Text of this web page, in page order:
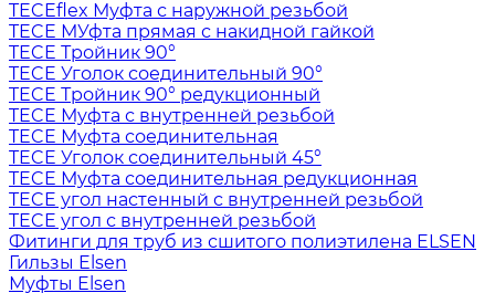
TECEflex Муфта с наружной резьбой
TECE МУфта прямая с накидной гайкой
TECE Тройник 90°
TECE Уголок соединительный 90°
TECE Тройник 90° редукционный
TECE Муфта с внутренней резьбой
TECE Муфта соединительная
TECE Уголок соединительный 45°
TECE Муфта соединительная редукционная
TECE угол настенный с внутренней резьбой
TECE угол с внутренней резьбой
Фитинги для труб из сшитого полиэтилена ELSEN
Гильзы Elsen
Муфты Elsen